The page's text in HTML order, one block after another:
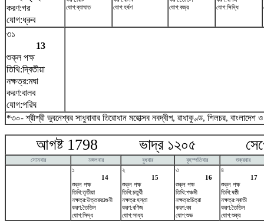
করণ:গর
যোগ:ধ্রুব
যোগ:ব্যাঘাত
যোগ:হর্ষণ
যোগ:বজ্র
যোগ:সিদ্ধি
৩১
13
শুক্ল পক্ষ
তিথি:দ্বিতীয়া
নক্ষত্র:মঘা
করণ:বালব
যোগ:পরিঘ
*৩০- শ্রীশ্রী ভুবনেশ্বর সাধুবাবার তিরোধান মহোত্সব নবদ্বীপ, রাধাকুণ্ড, শিলচর, বাংলাদেশ
আগষ্ট 1798 ভাদ্র ১২০৫
সোমবার মঙ্গলবার বুধবার বৃহস্পতিবার
শুক্রবার
১
14
শুক্ল পক্ষ
তিথি:তৃতীয়া
নক্ষত্র:উত্তরফাল্গুনী
করণ:তৈতিল
যোগ:সিদ্ধ
২
15
শুক্ল পক্ষ
তিথি:চতুর্থী
নক্ষত্র:হস্তা
করণ:বণিজ
যোগ:সাধ্য
৩
16
শুক্ল পক্ষ
তিথি:পঞ্চমী
নক্ষত্র:চিত্রা
করণ:বব
যোগ:শুভ
৪
17
শুক্ল পক্ষ
তিথি:ষষ্ঠী
নক্ষত্র:স্বাতী
করণ:তৈতিল
যোগ:শুক্র